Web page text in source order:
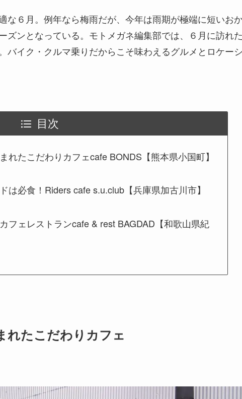
な６月。例年なら梅雨だが、今年は雨期が極端に短いお
ズンとなっている。モトメガネ編集部では、６月に訪れ
バイク・クルマ乗りだからこそ味わえるグルメとロケー
目次
れたこだわりカフェcafe BONDS【熊本県小国町】
は必食！Riders cafe s.u.club【兵庫県加古川市】
フェレストランcafe & rest BAGDAD【和歌山県紀
れたこだわりカフェ